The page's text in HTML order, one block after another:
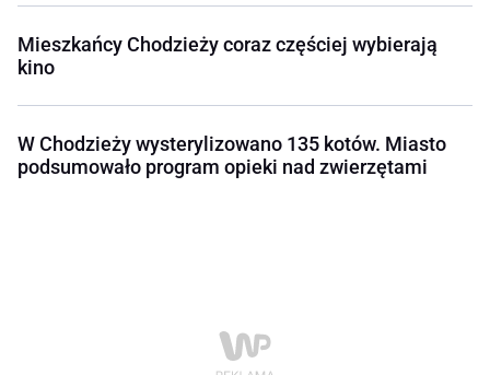
Mieszkańcy Chodzieży coraz częściej wybierają
kino
W Chodzieży wysterylizowano 135 kotów. Miasto
podsumowało program opieki nad zwierzętami